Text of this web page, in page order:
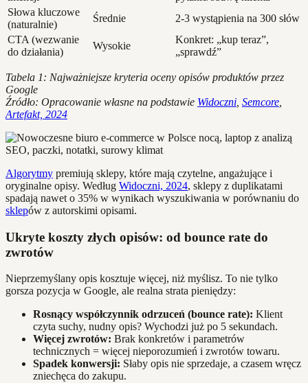
Słowa kluczowe
(naturalnie)
Średnie
2-3 wystąpienia na 300 słów
CTA (wezwanie
do działania)
Wysokie
Konkret: „kup teraz”,
„sprawdź”
Tabela 1: Najważniejsze kryteria oceny opisów produktów przez
Google
Źródło: Opracowanie własne na podstawie Widoczni Semcore
Artefakt, 2024
Algorytmy premiują sklepy, które mają czytelne, angażujące i
oryginalne opisy. Według Widoczni, 2024, sklepy z duplikatami
spadają nawet o 35% w wynikach wyszukiwania w porównaniu do
sklepów z autorskimi opisami.
Ukryte koszty złych opisów: od bounce rate do
zwrotów
Nieprzemyślany opis kosztuje więcej, niż myślisz. To nie tylko
gorsza pozycja w Google, ale realna strata pieniędzy:
Rosnący współczynnik odrzuceń (bounce rate): Klient
czyta suchy, nudny opis? Wychodzi już po 5 sekundach.
Więcej zwrotów: Brak konkretów i parametrów
technicznych = więcej nieporozumień i zwrotów towaru.
Spadek konwersji: Słaby opis nie sprzedaje, a czasem wręcz
zniechęca do zakupu.